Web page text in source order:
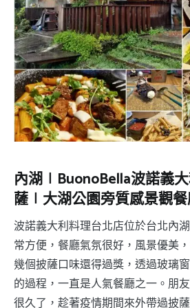
內湖∣BuonoBella波諾義
薩∣大湖公園旁質感景觀
波諾義大利料理台北店位於台北內
常方便，餐廳氣氛很好，風景優美
幾個披薩口味還得過獎，透過玻璃
的過程，一直是人氣餐廳之一。朋
很久了，趁著疫情期間來外帶過披